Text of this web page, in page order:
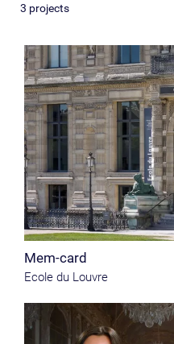
3 projects
Mem-card
Ecole du Louvre